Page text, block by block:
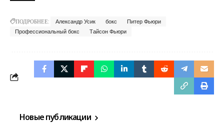
ПОДРОБНЕЕ: Александр Усик бокс
Питер Фьюри
Профессиональный бокс
Тайсон Фьюри
Новые публикации